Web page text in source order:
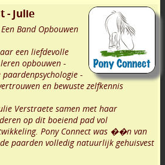
- Julie
Band Opbouwen
een liefdevolle
opbouwen -
-
en bewuste zelfkennis
Verstraete samen met haar
op dit boeiend pad vol
Pony Connect was ��n van
paarden volledig natuurlijk gehuisvest